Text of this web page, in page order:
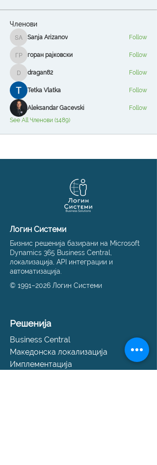
Членови
Sanja Arizanov
Sanja Arizanov Follow
горан рајковски
горан рајковски Follow
dragan82
dragan82 Follow
Tetka Vlatka Follow
Aleksandar Gacevski
Follow
See All Членови (1489)
Логин Системи
Бизнис решенија базирани на Microsoft
Dynamics 365 Business Central,
локализација, API интеграции и
автоматизација.
© 1991–2026 Логин Системи
Решенија
Business Central
Македонска локализација
Имплементација